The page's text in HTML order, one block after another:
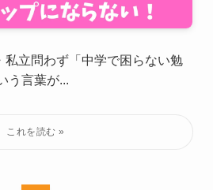
私立問わず「中学で困らない勉
う言葉が...